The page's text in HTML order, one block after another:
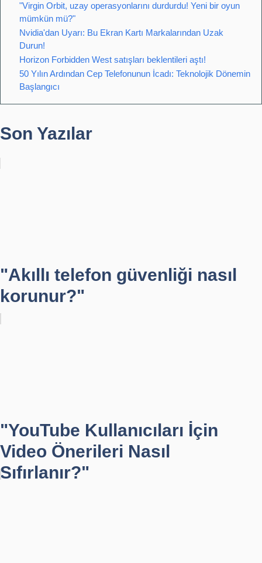
"Virgin Orbit, uzay operasyonlarını durdurdu! Yeni bir oyun
mümkün mü?"
Nvidia'dan Uyarı: Bu Ekran Kartı Markalarından Uzak
Durun!
Horizon Forbidden West satışları beklentileri aştı!
50 Yılın Ardından Cep Telefonunun İcadı: Teknolojik Dönemin
Başlangıcı
Son Yazılar
"Akıllı telefon güvenliği nasıl
korunur?"
"YouTube Kullanıcıları İçin
Video Önerileri Nasıl
Sıfırlanır?"